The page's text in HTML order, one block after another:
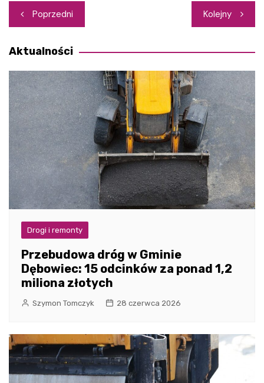
Nawigacja
wpisu
Poprzedni Kolejny
Aktualności
Drogi i remonty
Przebudowa dróg w Gminie
Dębowiec: 15 odcinków za ponad 1,2
miliona złotych
Szymon Tomczyk 28 czerwca 2026